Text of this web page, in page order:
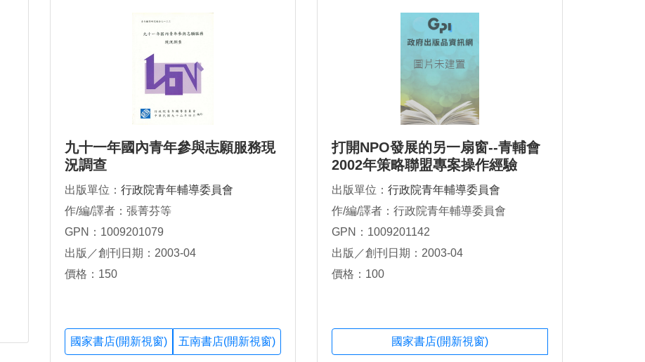
九十一年國內青年參與志願服務現
況調查
出版單位： 行政院青年輔導委員會
作/編/譯者：張菁芬等
GPN：1009201079
出版／創刊日期：2003-04
價格：150
國家書店(開新視窗) 五南書店(開新視窗)
打開NPO發展的另一扇窗--青輔會
2002年策略聯盟專案操作經驗
出版單位： 行政院青年輔導委員會
作/編/譯者：行政院青年輔導委員會
GPN：1009201142
出版／創刊日期：2003-04
價格：100
國家書店(開新視窗)